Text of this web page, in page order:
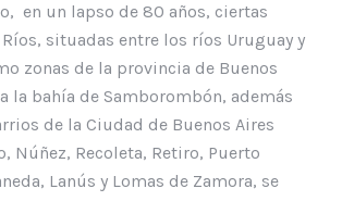
en un lapso de 80 años, ciertas
Ríos, situadas entre los ríos Uruguay y
zonas de la provincia de Buenos
la bahía de Samborombón, además
de la Ciudad de Buenos Aires
Núñez, Recoleta, Retiro, Puerto
Lanús y Lomas de Zamora, se